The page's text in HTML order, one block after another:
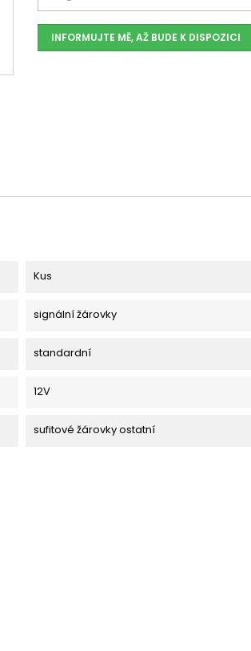
INFORMUJTE MĚ, AŽ BUDE K DISPOZICI
Kus
signální žárovky
standardní
12V
sufitové žárovky ostatní